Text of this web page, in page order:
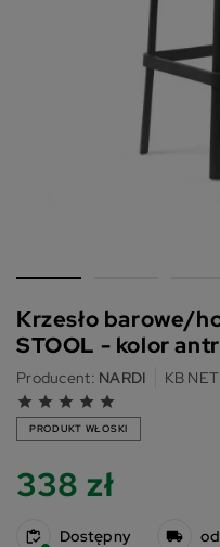
Krzesło barowe/
STOOL - kolor
Producent: NARDI KB
grade grade grade grade grade
PRODUKT WŁOSKI
338 zł
Dostępny